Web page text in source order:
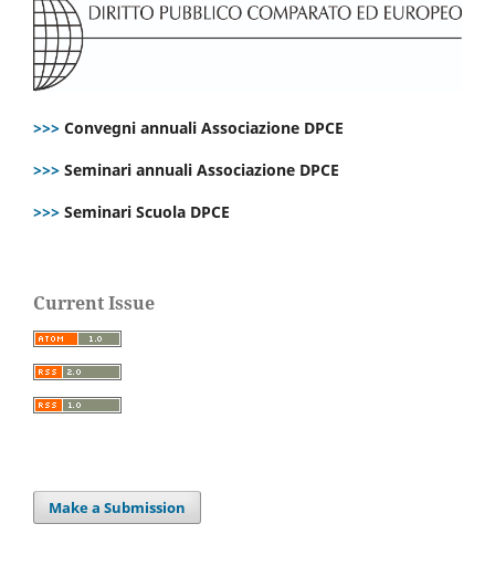
>>> Convegni annuali Associazione DPCE
>>> Seminari annuali Associazione DPCE
>>> Seminari Scuola DPCE
Current Issue
Make a Submission